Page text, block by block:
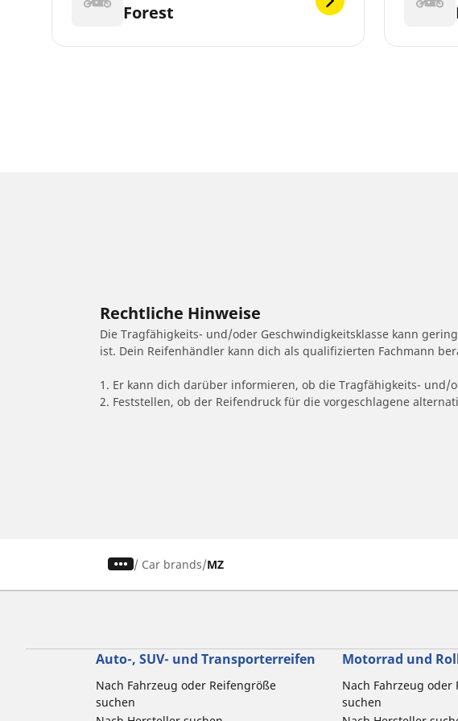
Forest
Rechtliche Hinweise
Die Tragfähigkeits- und/oder Geschwindigkeitsklasse kann
ist. Dein Reifenhändler kann dich als qualifizierten Fachmann
1. Er kann dich darüber informieren, ob die Tragfähigkeits- und/
2. Feststellen, ob der Reifendruck für die vorgeschlagene
/ Car brands MZ
Auto-, SUV- und Transporterreifen
Nach Fahrzeug oder Reifengröße
suchen
Motorrad und
Nach Fahrzeug oder
suchen